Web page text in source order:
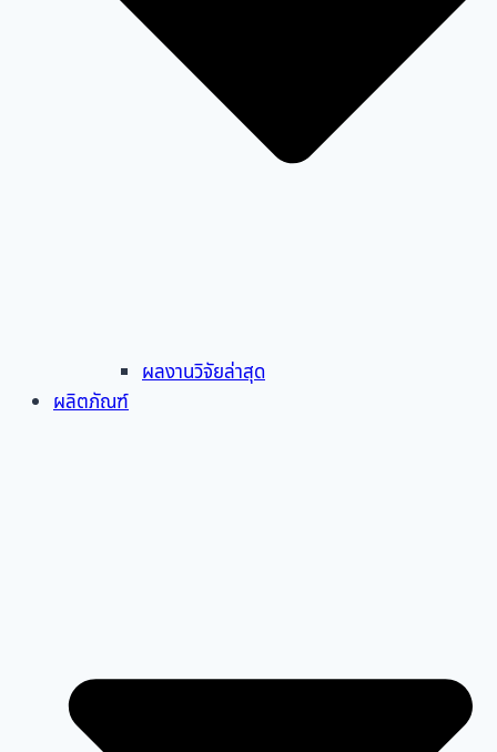
ผลงานวิจัยล่าสุด
ผลิตภัณฑ์